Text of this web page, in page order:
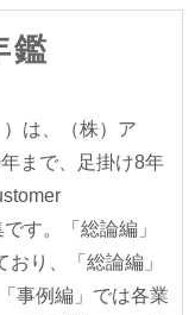
鑑
は、（株）ア
まで、足掛け8年
す。「総論編」
おり、「総論編」
事例編」では各業